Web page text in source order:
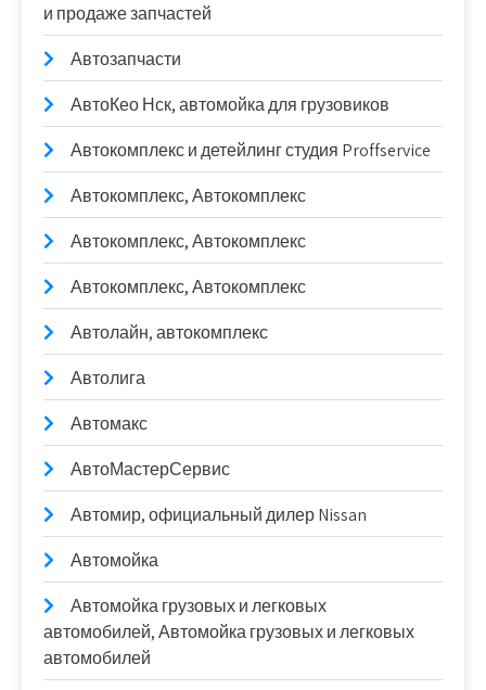
и продаже запчастей
Автозапчасти
АвтоКео Нск, автомойка для грузовиков
Автокомплекс и детейлинг студия Proffservice
Автокомплекс, Автокомплекс
Автокомплекс, Автокомплекс
Автокомплекс, Автокомплекс
Автолайн, автокомплекс
Автолига
Автомакс
АвтоМастерСервис
Автомир, официальный дилер Nissan
Автомойка
Автомойка грузовых и легковых
автомобилей, Автомойка грузовых и легковых
автомобилей